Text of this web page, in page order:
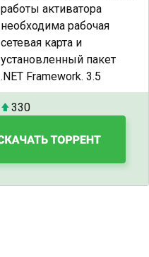
работы активатора
необходима рабочая
сетевая карта и
установленный пакет
.NET Framework. 3.5
330
25
7.45 ГБ